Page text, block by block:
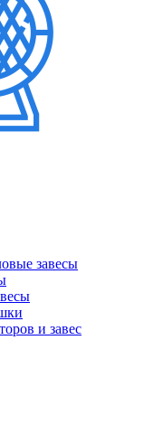
завесы
и завес